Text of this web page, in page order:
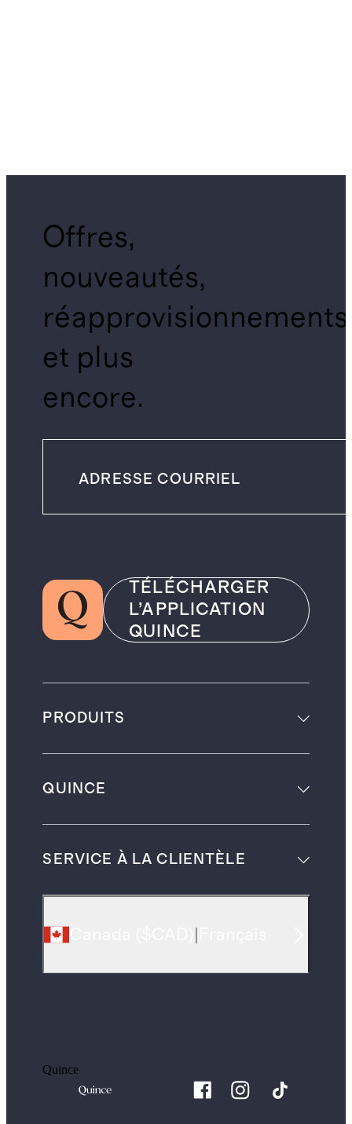
Offres,
nouveautés,
réapprovisionnements
et plus
encore.
TÉLÉCHARGER
L’APPLICATION
QUINCE
PRODUITS
QUINCE
SERVICE À LA CLIENTÈLE
Quince